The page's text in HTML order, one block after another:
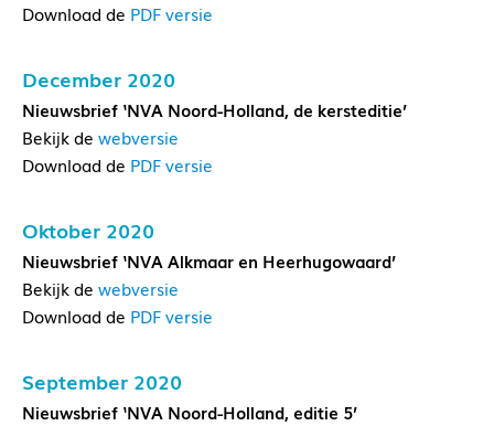
Download de PDF versie
December 2020
Nieuwsbrief ‘NVA Noord-Holland, de kersteditie’
Bekijk de webversie
Download de PDF versie
Oktober 2020
Nieuwsbrief ‘NVA Alkmaar en Heerhugowaard’
Bekijk de webversie
Download de PDF versie
September 2020
Nieuwsbrief ‘NVA Noord-Holland, editie 5’